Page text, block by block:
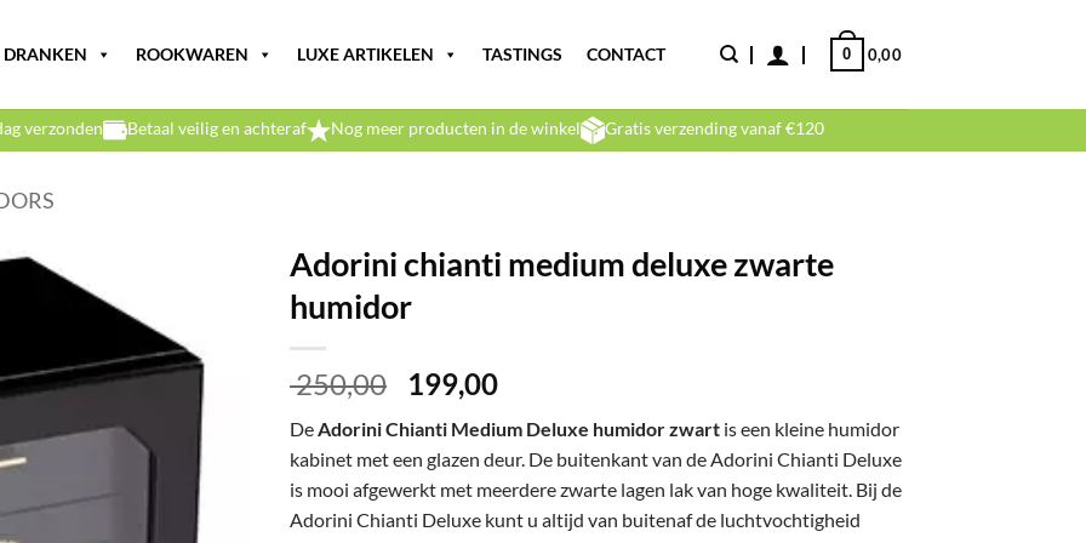
DRANKEN ROOKWAREN LUXE ARTIKELEN TASTINGS CONTACT 0,00
0
verzonden Betaal veilig en achteraf Nog meer producten in de winkel Gratis verzending vanaf €120
Adorini chianti medium deluxe zwarte
humidor
250,00
Oorspronkelijke
was:
€ 250,00.
199,00Huidige
is:
€ 199,00.
DeAdorini Chianti Medium Deluxe humidor zwart is een kleine humidor
kabinet met een glazen deur. De buitenkant van de Adorini Chianti Deluxe
is mooi afgewerkt met meerdere zwarte lagen lak van hoge kwaliteit. Bij de
Adorini Chianti Deluxe kunt u altijd van buitenaf de luchtvochtigheid